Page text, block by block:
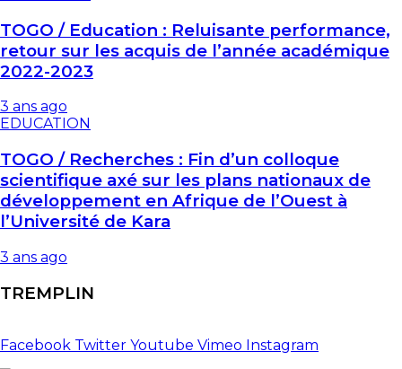
TOGO / Education : Reluisante performance,
retour sur les acquis de l’année académique
2022-2023
3 ans ago
EDUCATION
TOGO / Recherches : Fin d’un colloque
scientifique axé sur les plans nationaux de
développement en Afrique de l’Ouest à
l’Université de Kara
3 ans ago
TREMPLIN
Facebook Twitter Youtube Vimeo Instagram